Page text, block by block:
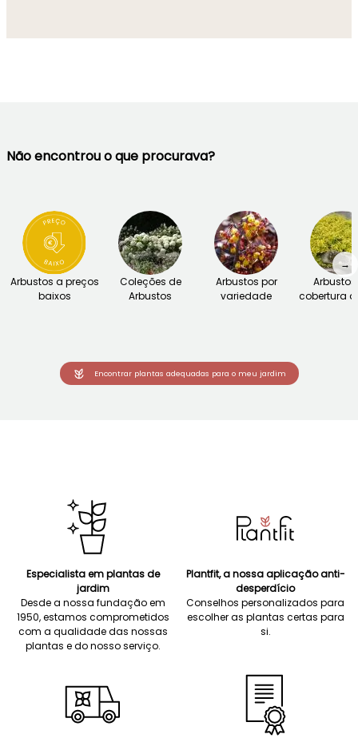
Não encontrou o que procurava?
Arbustos a preços
baixos
Coleções de
Arbustos
Arbustos por
variedade
cobertura
→
Encontrar plantas adequadas para o meu jardim
Especialista em plantas de
jardim
Desde a nossa fundação em
1950, estamos comprometidos
com a qualidade das nossas
plantas e do nosso serviço.
Plantfit, a nossa aplicação anti-
desperdício
Conselhos personalizados para
escolher as plantas certas para
si.